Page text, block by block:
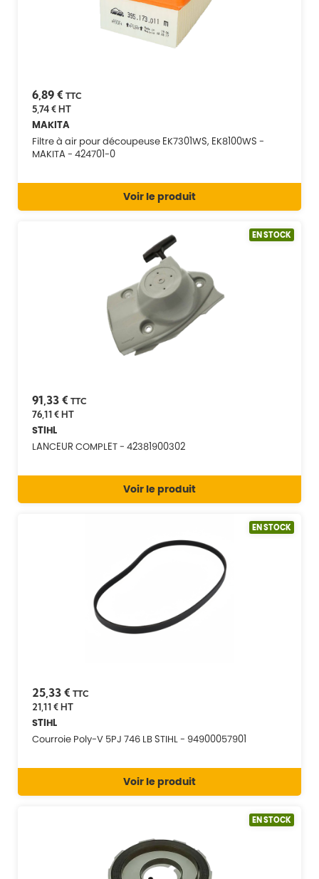
6,89 € TTC
5,74 €HT
MAKITA
Filtre à air pour découpeuse EK7301WS, EK8100WS -
MAKITA - 424701-0
Voir le produit
EN STOCK
91,33 € TTC
76,11 €HT
STIHL
LANCEUR COMPLET - 42381900302
Voir le produit
EN STOCK
25,33 € TTC
21,11 €HT
STIHL
Courroie Poly-V 5PJ 746 LB STIHL - 94900057901
Voir le produit
EN STOCK